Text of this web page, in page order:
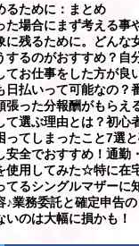
るために：まとめ
場合にまず考える事
残るために。どんな
るのがおすすめ？自
お仕事をした方が良
払いって可能なの
った分報酬がもらえ
選ぶ理由とは？初
ってしまったこと7選
全でおすすめ！通
使用してみた☆特に在
てるシングルマザー
業務委託と確定申告の
のは大幅に損かも！